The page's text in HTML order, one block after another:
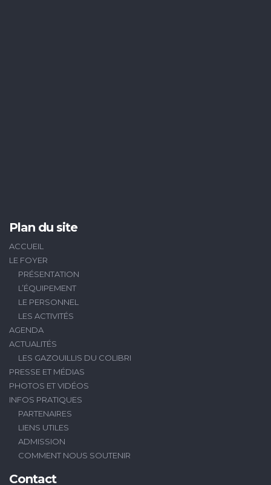
Plan du site
ACCUEIL
LE FOYER
PRÉSENTATION
L’ÉQUIPEMENT
LE PERSONNEL
LES ACTIVITÉS
AGENDA
ACTUALITÉS
LES GAZOUILLIS DU COLIBRI
PRESSE ET MÉDIAS
PHOTOS ET VIDÉOS
INFOS PRATIQUES
PARTENAIRES
LIENS UTILES
ADMISSION
COMMENT NOUS SOUTENIR
Contact